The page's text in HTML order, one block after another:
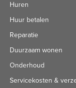
Huren
Huur betalen
Reparatie
Duurzaam wonen
Onderhoud
Servicekosten &